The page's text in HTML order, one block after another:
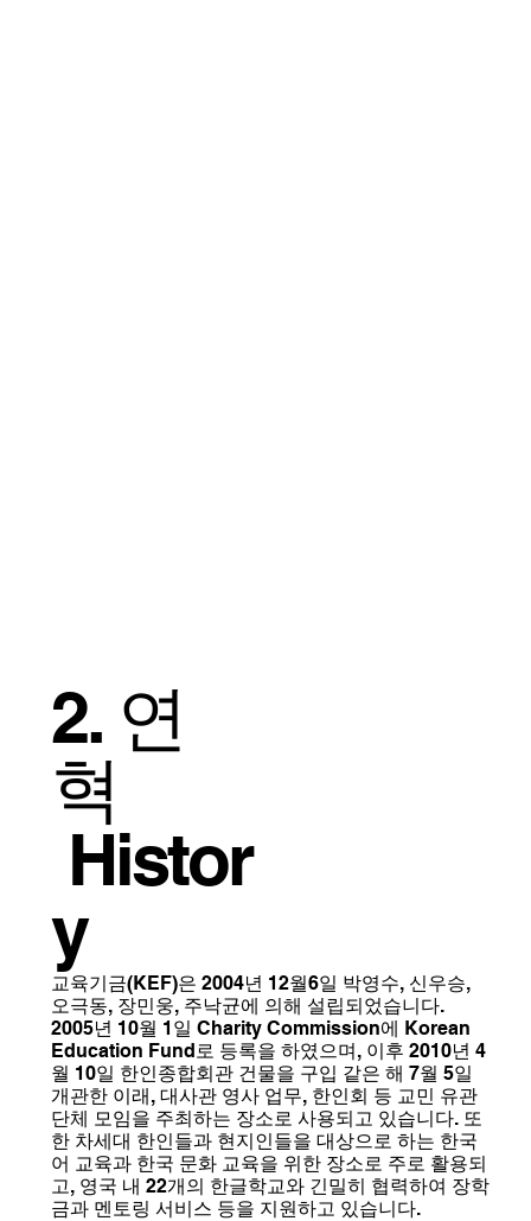
2. 연
혁
Histor
y
교육기금(KEF)은 2004년 12월6일 박영수, 신우승,
오극동, 장민웅, 주낙균에 의해 설립되었습니다.
2005년 10월 1일 Charity Commission에 Korean
Education Fund로 등록을 하였으며, 이후 2010년 4
월 10일 한인종합회관 건물을 구입 같은 해 7월 5일
개관한 이래, 대사관 영사 업무, 한인회 등 교민 유관
단체 모임을 주최하는 장소로 사용되고 있습니다. 또
한 차세대 한인들과 현지인들을 대상으로 하는 한국
어 교육과 한국 문화 교육을 위한 장소로 주로 활용되
고, 영국 내 22개의 한글학교와 긴밀히 협력하여 장학
금과 멘토링 서비스 등을 지원하고 있습니다.